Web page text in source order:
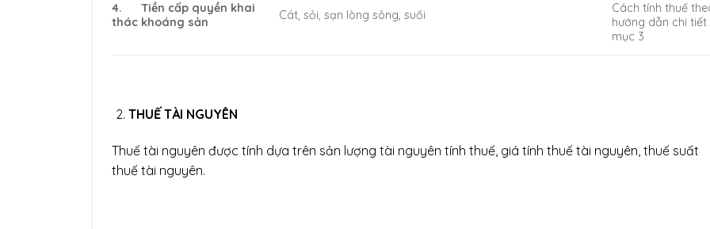
4. Tiền cấp quyền khai
thác khoáng sản
Cát, sỏi, sạn lòng sông, suối
Cách tính thuế
hướng dẫn chi tiết
mục 3
THUẾ TÀI NGUYÊN
Thuế tài nguyên được tính dựa trên sản lượng tài nguyên tính thuế, giá tính thuế tài nguyên, thuế suất
thuế tài nguyên.